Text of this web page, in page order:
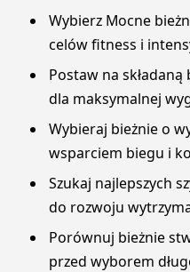
Wybierz Mocne
celów fitness i
Postaw na
dla maksymalnej
Wybieraj bieżnie o
wsparciem biegu i
Szukaj najlepszych
do rozwoju
Porównuj bieżnie
przed wyborem